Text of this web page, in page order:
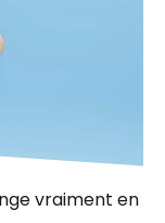
vraiment en